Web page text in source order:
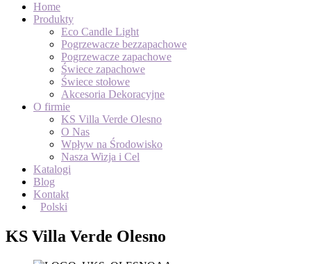
Home
Produkty
Eco Candle Light
Pogrzewacze bezzapachowe
Pogrzewacze zapachowe
Świece zapachowe
Świece stołowe
Akcesoria Dekoracyjne
O firmie
KS Villa Verde Olesno
O Nas
Wpływ na Środowisko
Nasza Wizja i Cel
Katalogi
Blog
Kontakt
Polski
KS Villa Verde Olesno